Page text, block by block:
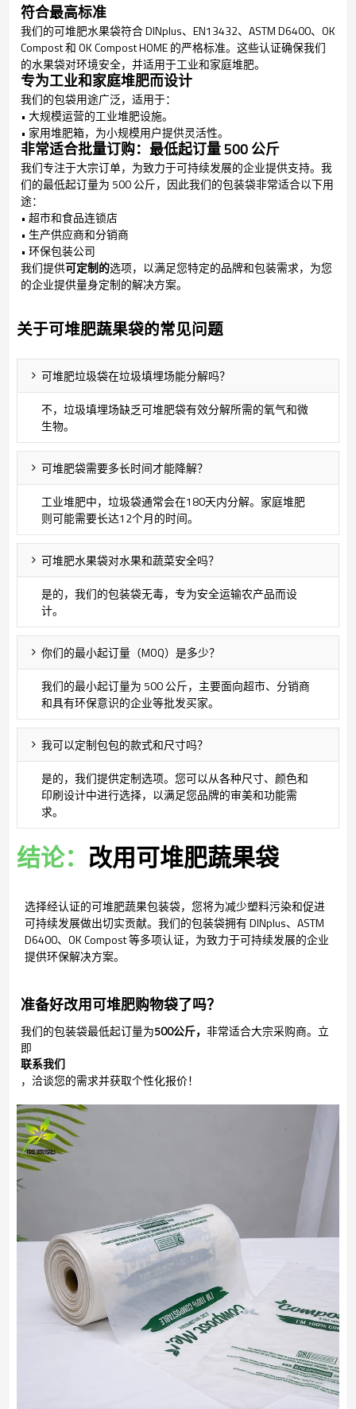
符合最高标准
我们的可堆肥水果袋符合 DINplus、EN13432、ASTM D6400、OK
Compost 和 OK Compost HOME 的严格标准。这些认证确保我们
的水果袋对环境安全，并适用于工业和家庭堆肥。
专为工业和家庭堆肥而设计
我们的包袋用途广泛，适用于：
• 大规模运营的工业堆肥设施。
• 家用堆肥箱，为小规模用户提供灵活性。
非常适合批量订购：最低起订量 500 公斤
我们专注于大宗订单，为致力于可持续发展的企业提供支持。我
们的最低起订量为 500 公斤，因此我们的包装袋非常适合以下用
途：
• 超市和食品连锁店
• 生产供应商和分销商
• 环保包装公司
我们提供可定制的选项，以满足您特定的品牌和包装需求，为您
的企业提供量身定制的解决方案。
关于可堆肥蔬果袋的常见问题
可堆肥垃圾袋在垃圾填埋场能分解吗？
不，垃圾填埋场缺乏可堆肥袋有效分解所需的氧气和微
生物。
可堆肥袋需要多长时间才能降解？
工业堆肥中，垃圾袋通常会在180天内分解。家庭堆肥
则可能需要长达12个月的时间。
可堆肥水果袋对水果和蔬菜安全吗？
是的，我们的包装袋无毒，专为安全运输农产品而设
计。
你们的最小起订量（MOQ）是多少？
我们的最小起订量为 500 公斤，主要面向超市、分销商
和具有环保意识的企业等批发买家。
我可以定制包包的款式和尺寸吗？
是的，我们提供定制选项。您可以从各种尺寸、颜色和
印刷设计中进行选择，以满足您品牌的审美和功能需
求。
结论： 改用可堆肥蔬果袋
选择经认证的可堆肥蔬果包装袋，您将为减少塑料污染和促进
可持续发展做出切实贡献。我们的包装袋拥有 DINplus、ASTM
D6400、OK Compost 等多项认证，为致力于可持续发展的企业
提供环保解决方案。
准备好改用可堆肥购物袋了吗？
我们的包装袋最低起订量为500公斤， 非常适合大宗采购商。 立
即
联系我们
，洽谈您的需求并获取个性化报价！